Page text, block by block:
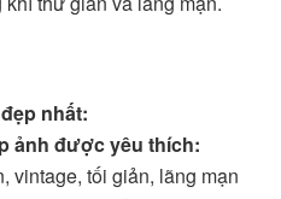
nhất:
ảnh được yêu thích:
vintage, tối giản, lãng mạn